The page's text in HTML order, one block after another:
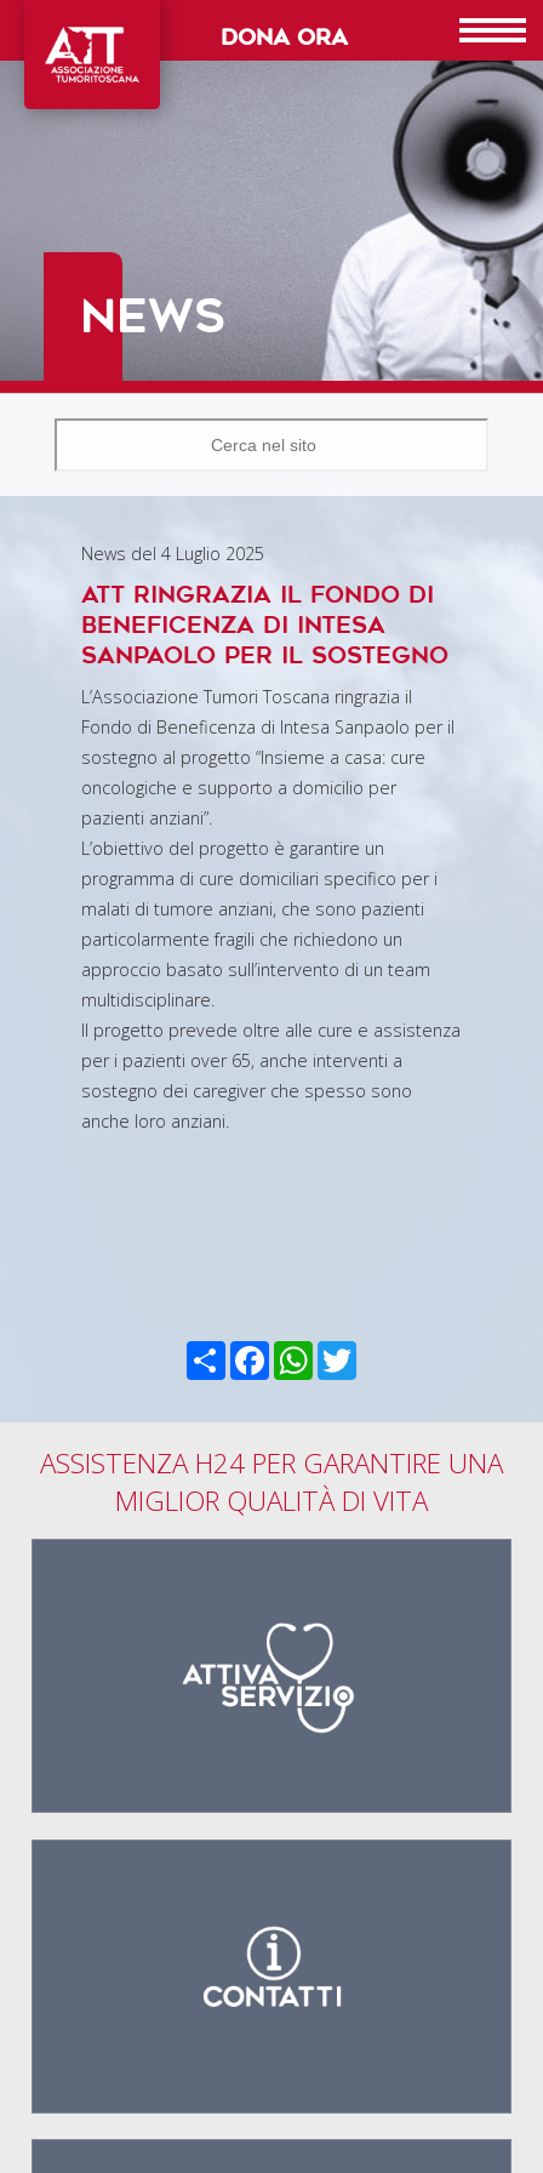
DONA ORA
NEWS
News del 4 Luglio 2025
ATT ringrazia il Fondo di
Beneficenza di Intesa
Sanpaolo per il sostegno
L’Associazione Tumori Toscana ringrazia il
Fondo di Beneficenza di Intesa Sanpaolo per il
sostegno al progetto “Insieme a casa: cure
oncologiche e supporto a domicilio per
pazienti anziani”.
L’obiettivo del progetto è garantire un
programma di cure domiciliari specifico per i
malati di tumore anziani, che sono pazienti
particolarmente fragili che richiedono un
approccio basato sull’intervento di un team
multidisciplinare.
Il progetto prevede oltre alle cure e assistenza
per i pazienti over 65, anche interventi a
sostegno dei caregiver che spesso sono
anche loro anziani.
CondividiFacebookWhatsApp
Twitter
ASSISTENZA H24 PER GARANTIRE UNA
MIGLIOR QUALITÀ DI VITA